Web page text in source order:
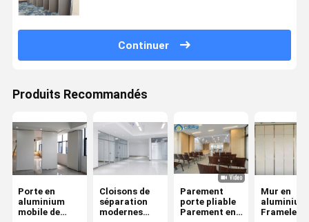
Continuer
Produits Recommandés
Porte en
aluminium
mobile de
Cloisons de
séparation
modernes
Parement
porte pliable
Parement en
Mur en
aluminium
Frameless